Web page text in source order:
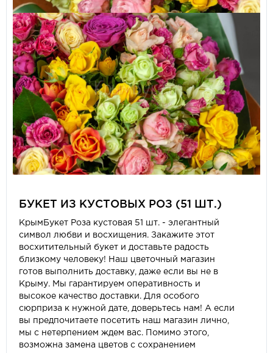
БУКЕТ ИЗ КУСТОВЫХ РОЗ (51 ШТ.)
КрымБукет Роза кустовая 51 шт. - элегантный
символ любви и восхищения. Закажите этот
восхитительный букет и доставьте радость
близкому человеку! Наш цветочный магазин
готов выполнить доставку, даже если вы не в
Крыму. Мы гарантируем оперативность и
высокое качество доставки. Для особого
сюрприза к нужной дате, доверьтесь нам! А если
вы предпочитаете посетить наш магазин лично,
мы с нетерпением ждем вас. Помимо этого,
возможна замена цветов с сохранением